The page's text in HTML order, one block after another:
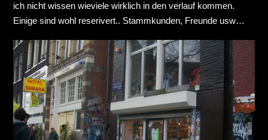
ich nicht wissen wieviele wirklich in den verlauf kommen.
Einige sind wohl reserivert.. Stammkunden, Freunde usw…